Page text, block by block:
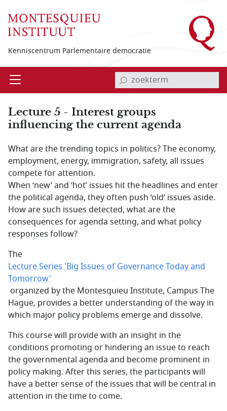
Kenniscentrum Parlementaire democratie
Open invoerveld zoekterm
Lecture 5 - Interest groups
influencing the current agenda
What are the trending topics in politics? The economy,
employment, energy, immigration, safety, all issues
compete for attention.
When ‘new’ and ‘hot’ issues hit the headlines and enter
the political agenda, they often push ‘old’ issues aside.
How are such issues detected, what are the
consequences for agenda setting, and what policy
responses follow?
The
Lecture Series 'Big Issues of Governance Today and
Tomorrow'
organized by the Montesquieu Institute, Campus The
Hague, provides a better understanding of the way in
which major policy problems emerge and dissolve.
This course will provide with an insight in the
conditions promoting or hindering an issue to reach
the governmental agenda and become prominent in
policy making. After this series, the participants will
have a better sense of the issues that will be central in
attention in the time to come.